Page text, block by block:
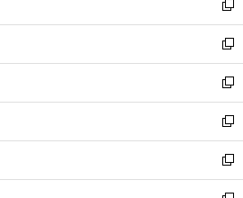
ド
ウ
で
開
く
ィ
ン
ド
ウ
で
開
く
い
ウ
ィ
ン
ド
ウ
で
開
く
新
し
い
ウ
ィ
ン
ド
ウ
で
開
新
し
い
ウ
ィ
ン
ド
ウ
新
し
い
ウ
ィ
ン
新
し
い
ウ
新
し